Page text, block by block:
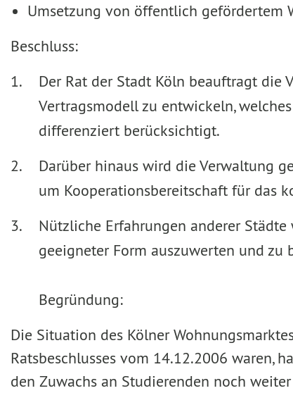
Umsetzung von öffentlich gefördertem
Beschluss:
Der Rat der Stadt Köln beauftragt die
Vertragsmodell zu entwickeln,
differenziert berücksichtigt.
Darüber hinaus wird die Verwaltung
um Kooperationsbereitschaft für das
Nützliche Erfahrungen anderer
geeigneter Form auszuwerten und zu
Begründung:
Die Situation des Kölner
Ratsbeschlusses vom 14.12.2006 waren,
den Zuwachs an Studierenden noch